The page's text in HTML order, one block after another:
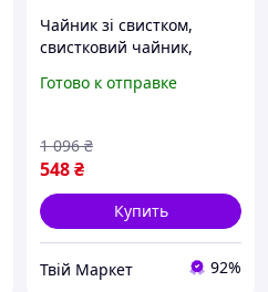
Чайник зі свистком,
свистковий чайник,
свистком, чайник з
чайник для газової плити,
Готово к отправке
548₴
1 096 ₴
Купить
Твій Маркет 92%